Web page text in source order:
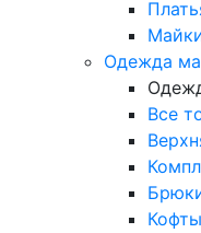
Одежда
Все